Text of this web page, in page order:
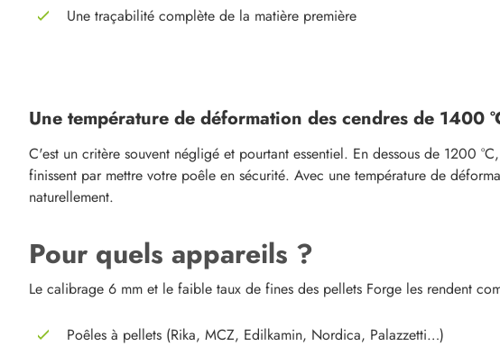
Une traçabilité complète de la matière première
Une température de déformation des cendres de 1400
C'est un critère souvent négligé et pourtant essentiel. En dessous de 1200
finissent par mettre votre poêle en sécurité. Avec une température de
naturellement.
Pour quels appareils ?
Le calibrage 6 mm et le faible taux de fines des pellets Forge les rendent
Poêles à pellets (Rika, MCZ, Edilkamin, Nordica, Palazzetti…)